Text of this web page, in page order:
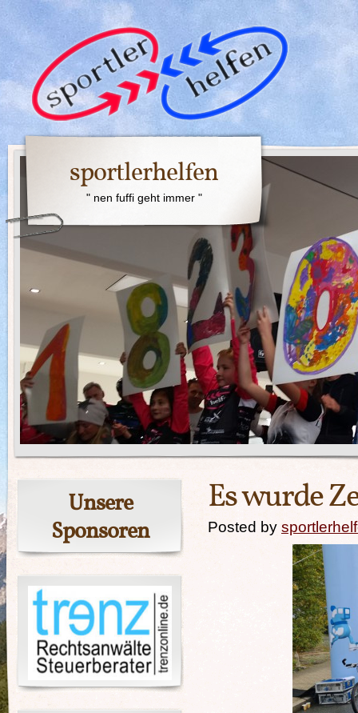
sportlerhelfen
" nen fuffi geht immer "
Es wurde
Posted by
Unsere
Sponsoren